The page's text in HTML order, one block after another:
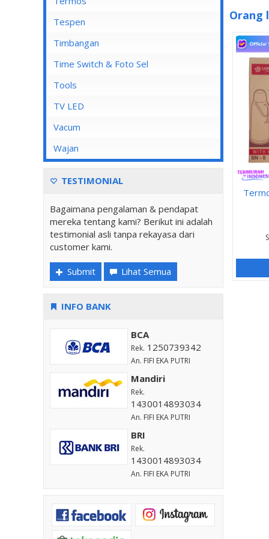
Orang
Stop Kontak AC
Stop Kontak CP
Stop Kontak Dinding
Stop Kontak Isi 2
Stop Kontak LAN/Data
Stop Kontak Lantai
Stop Kontak Telepon
Stop Kontak TV/Antena
Tespen
Timbangan
Time Switch & Foto Sel
Tools
TV LED
Vacum
Wajan
TESTIMONIAL
Bagaimana pengalaman & pendapat
mereka tentang kami? Berikut ini adalah
testimonial asli tanpa rekayasa dari
customer kami.
Submit Lihat Semua
INFO BANK
BCA
Rek. 1250739342
An. FIFI EKA PUTRI
Mandiri
Rek.
1430014893034
An. FIFI EKA PUTRI
BRI
Rek.
1430014893034
An. FIFI EKA PUTRI